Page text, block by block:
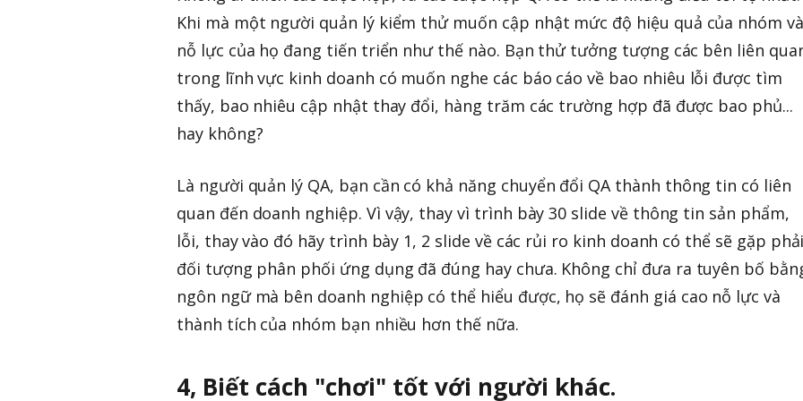
Khi mà một người quản lý kiểm thử muốn cập nhật mức độ hiệu quả của nhóm và
nỗ lực của họ đang tiến triển như thế nào. Bạn thử tưởng tượng các bên liên
trong lĩnh vực kinh doanh có muốn nghe các báo cáo về bao nhiêu lỗi được tìm
thấy, bao nhiêu cập nhật thay đổi, hàng trăm các trường hợp đã được bao phủ...
hay không?
Là người quản lý QA, bạn cần có khả năng chuyển đổi QA thành thông tin có liên
quan đến doanh nghiệp. Vì vậy, thay vì trình bày 30 slide về thông tin sản phẩm,
lỗi, thay vào đó hãy trình bày 1, 2 slide về các rủi ro kinh doanh có thể sẽ gặp
đối tượng phân phối ứng dụng đã đúng hay chưa. Không chỉ đưa ra tuyên bố
ngôn ngữ mà bên doanh nghiệp có thể hiểu được, họ sẽ đánh giá cao nỗ lực và
thành tích của nhóm bạn nhiều hơn thế nữa.
4, Biết cách "chơi" tốt với người khác.